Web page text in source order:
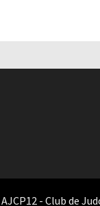
AJCP12 - Club de